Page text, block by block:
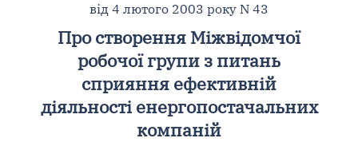
від 4 лютого 2003 року N 43
Про створення Міжвідомчої
робочої групи з питань
сприяння ефективній
діяльності енергопостачальних
компаній